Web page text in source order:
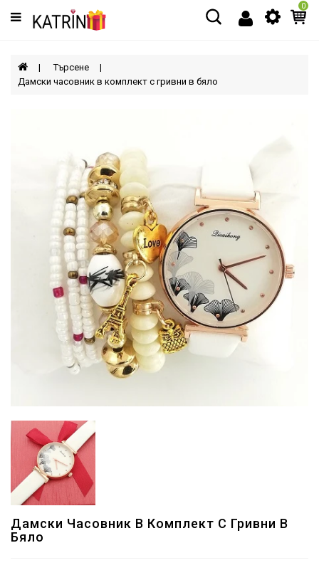
Категории
МЪЖЕ
0
Търсене
Дамски часовник в комплект с гривни в бяло
Дамски Часовник В Комплект С Гривни В
Бяло